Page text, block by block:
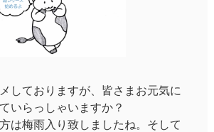
しておりますが、皆さまお元気に
いらっしゃいますか？
は梅雨入り致しましたね。そして